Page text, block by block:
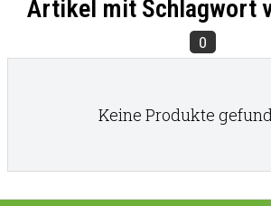
Artikel mit Schlagwort
0
Keine Produkte